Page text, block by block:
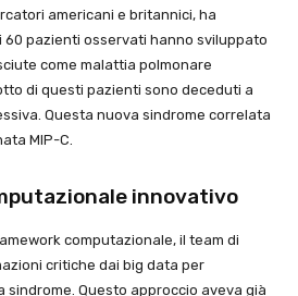
americani e britannici, ha
60 pazienti osservati hanno sviluppato
come malattia polmonare
di questi pazienti sono deceduti a
Questa nuova sindrome correlata
MIP-C.
innovativo
computazionale, il team di
critiche dai big data per
Questo approccio aveva già